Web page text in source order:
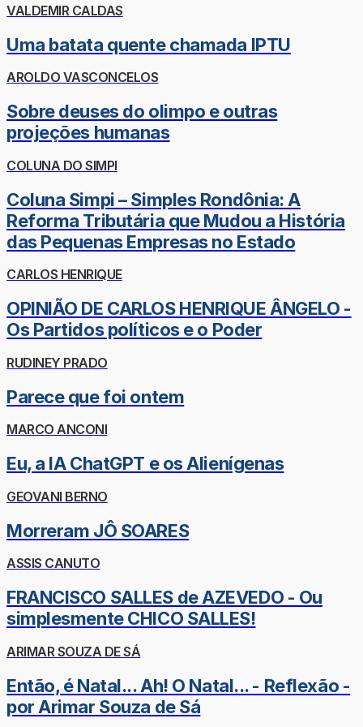
VALDEMIR CALDAS
Uma batata quente chamada IPTU
AROLDO VASCONCELOS
Sobre deuses do olimpo e outras
projeções humanas
COLUNA DO SIMPI
Coluna Simpi – Simples Rondônia: A
Reforma Tributária que Mudou a História
das Pequenas Empresas no Estado
CARLOS HENRIQUE
OPINIÃO DE CARLOS HENRIQUE ÂNGELO -
Os Partidos políticos e o Poder
RUDINEY PRADO
Parece que foi ontem
MARCO ANCONI
Eu, a IA ChatGPT e os Alienígenas
GEOVANI BERNO
Morreram JÔ SOARES
ASSIS CANUTO
FRANCISCO SALLES de AZEVEDO - Ou
simplesmente CHICO SALLES!
ARIMAR SOUZA DE SÁ
Então, é Natal... Ah! O Natal... - Reflexão -
por Arimar Souza de Sá